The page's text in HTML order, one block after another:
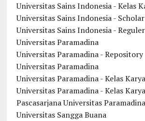
Universitas Sains Indonesia - Kelas
Universitas Sains Indonesia -
Universitas Sains Indonesia - Reguler
Universitas Paramadina
Universitas Paramadina - Repository
Universitas Paramadina
Universitas Paramadina - Kelas
Universitas Paramadina - Kelas
Pascasarjana Universitas Paramadina
Universitas Sangga Buana